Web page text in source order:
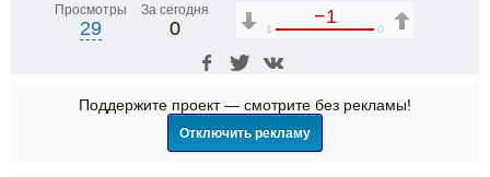
Просмотры
29
За сегодня
0
−1
1 0
Поддержите проект — смотрите без рекламы!
Отключить рекламу